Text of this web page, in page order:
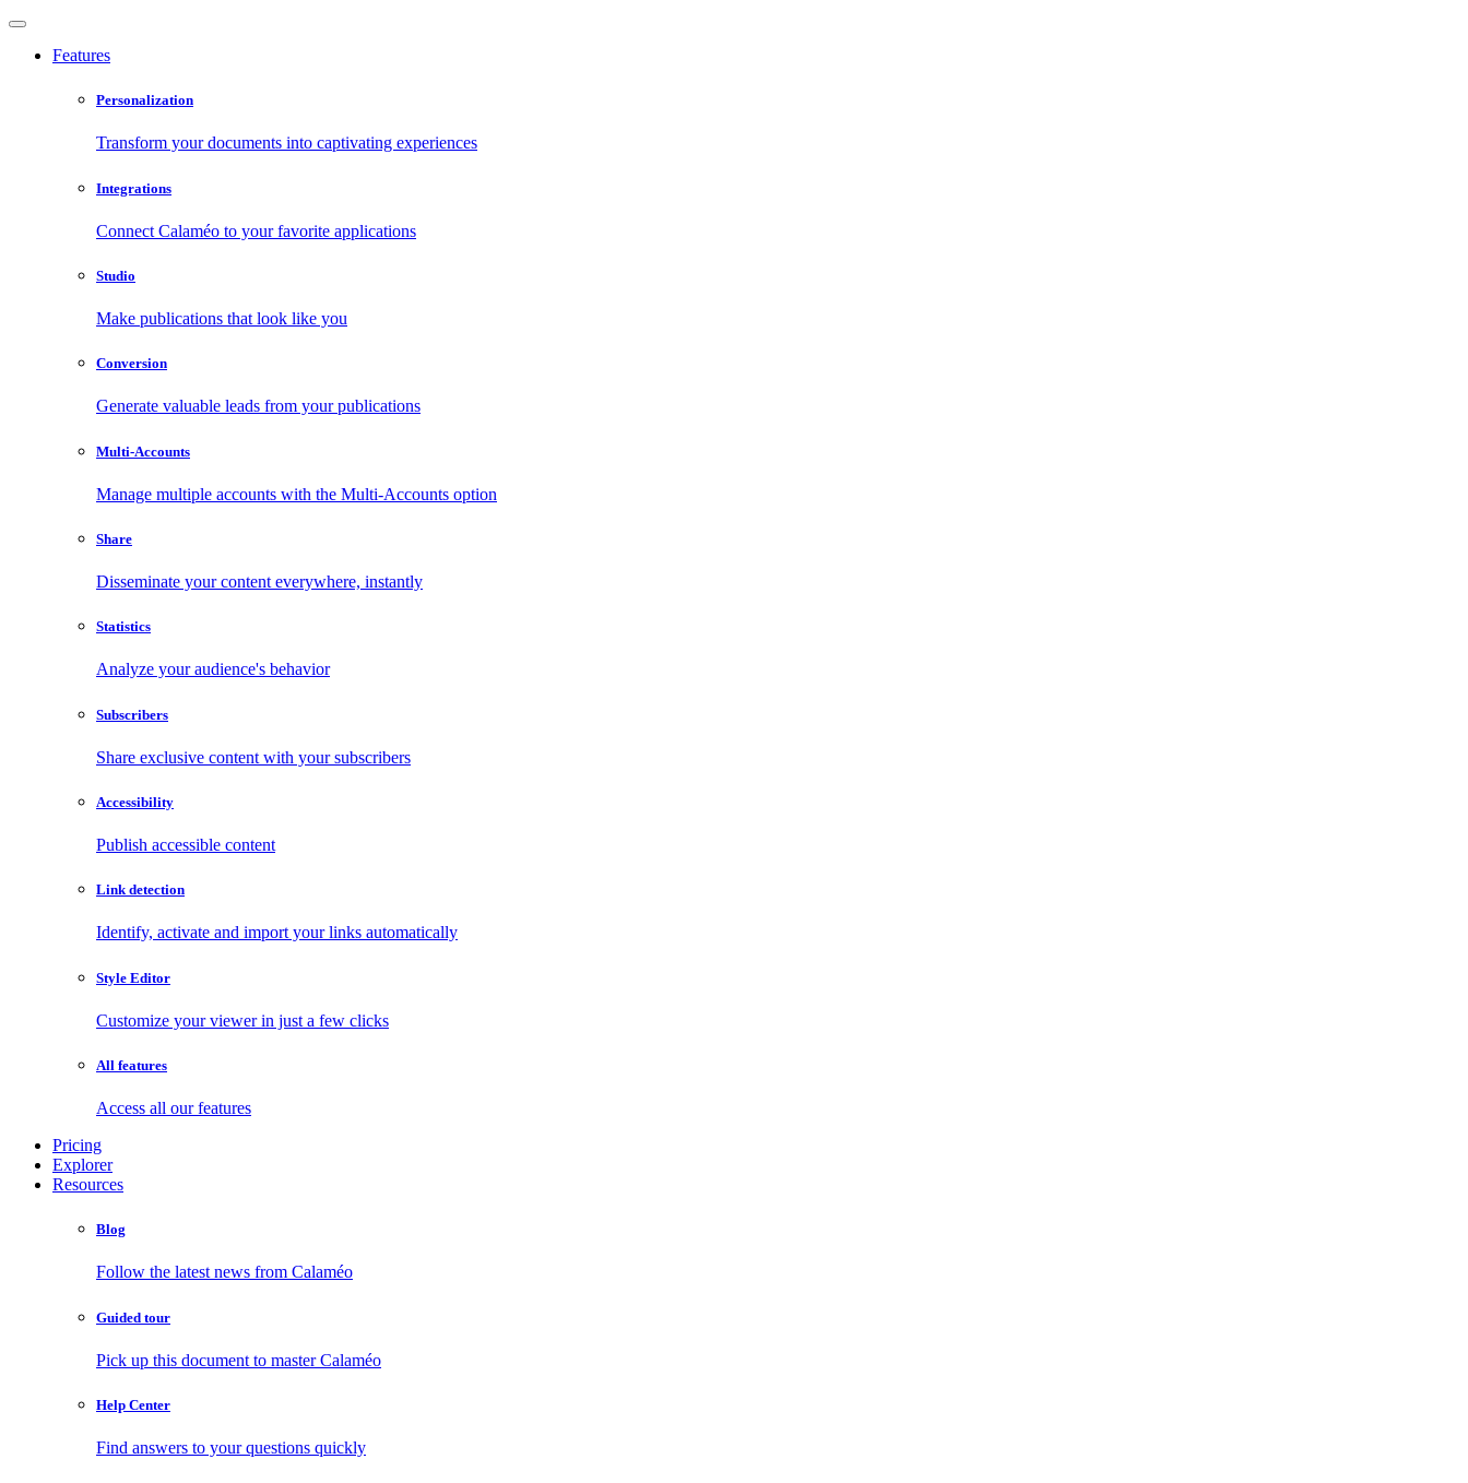
Features
Personalization
Transform your documents into captivating experiences
Integrations
Connect Calaméo to your favorite applications
Studio
Make publications that look like you
Conversion
Generate valuable leads from your publications
Multi-Accounts
Manage multiple accounts with the Multi-Accounts option
Share
Disseminate your content everywhere, instantly
Statistics
Analyze your audience's behavior
Subscribers
Share exclusive content with your subscribers
Accessibility
Publish accessible content
Link detection
Identify, activate and import your links automatically
Style Editor
Customize your viewer in just a few clicks
All features
Access all our features
Pricing
Explorer
Resources
Blog
Follow the latest news from Calaméo
Guided tour
Pick up this document to master Calaméo
Help Center
Find answers to your questions quickly